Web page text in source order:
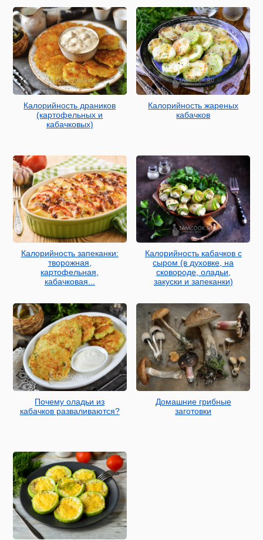
Калорийность драников
(картофельных и
кабачковых)
Калорийность жареных
кабачков
Калорийность запеканки:
творожная,
картофельная,
кабачковая...
Калорийность кабачков с
сыром (в духовке, на
сковороде, оладьи,
закуски и запеканки)
Почему оладьи из
кабачков разваливаются?
Домашние грибные
заготовки